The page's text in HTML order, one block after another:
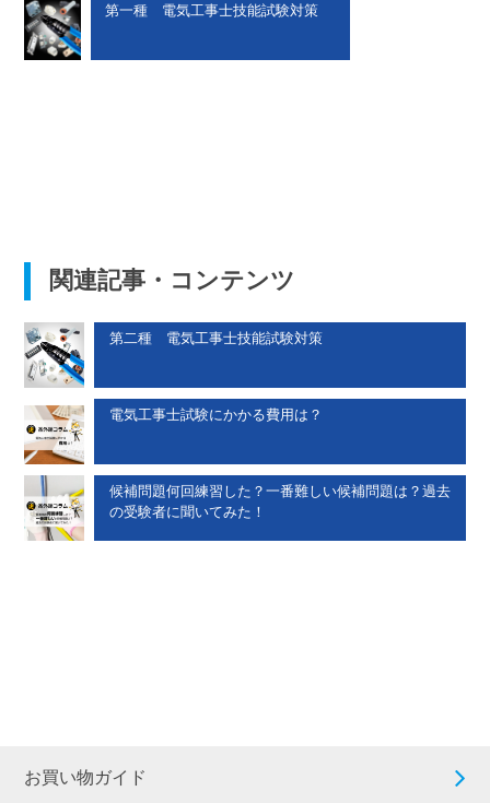
第一種 電気工事士技能試験対策
関連記事・コンテンツ
第二種 電気工事士技能試験対策
電気工事士試験にかかる費用は？
候補問題何回練習した？一番難しい候補問題は？過去
の受験者に聞いてみた！
お買い物ガイド